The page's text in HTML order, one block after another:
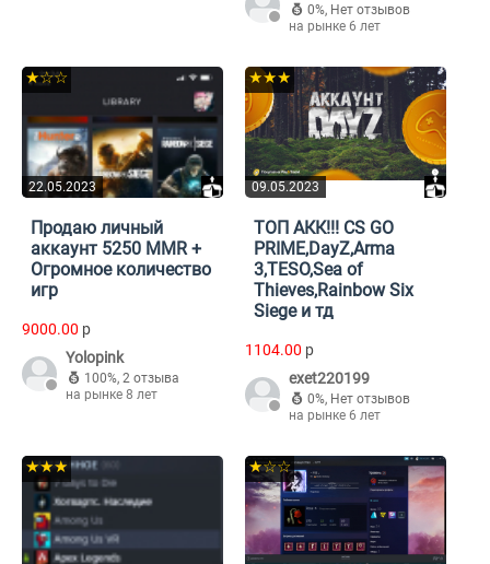
0%, Нет отзывов
на рынке 6 лет
22.05.2023
★☆☆
Продаю личный
аккаунт 5250 MMR +
Огромное количество
игр
9000.00 p
Yolopink
100%, 2 отзыва
на рынке 8 лет
09.05.2023
★★★
ТОП АКК!!! CS GO
PRIME,DayZ,Arma
3,TESO,Sea of
Thieves,Rainbow Six
Siege и тд
1104.00 p
exet220199
0%, Нет отзывов
на рынке 6 лет
★★★ ★☆☆